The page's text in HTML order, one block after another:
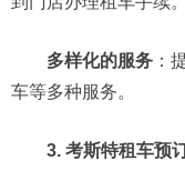
多样化的服务 ：
车等多种服务。
3. 考斯特租车预